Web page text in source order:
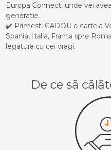
Europa Connect, unde vei
generatie.
✔️ Primesti CADOU o cartela
Spania, Italia, Franta spre
legatura cu cei dragi.
De ce sã